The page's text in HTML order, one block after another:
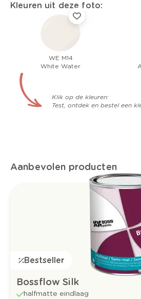
Kleuren uit deze foto:
WE M14
White Water
Klik op de kleuren:
Test, ontdek en bestel een
Aanbevolen producten
Bestseller
Bossflow Silk
halfmatte eindlaag